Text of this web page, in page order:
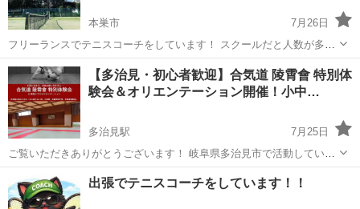
本巣市
7月26日
フリーランスでテニスコーチをしています！ スクールだと人数が多く
て細かく教えてもらえない、周りの人のレベルを気にして参加しにく
いなど、そんな方々のサポートをするため始めました！ １名様限定で
ガッツリレッスンをするので、1か...
岐阜 本巣市 テニス プライベートレッスン
【多治見・初心者歓迎】合気道 陵霄會 特別体
験会＆オリエンテーション開催！小中…
多治見駅
7月25日
ご覧いただきありがとうございます！ 岐阜県多治見市で活動している
「合気道 陵霄會（りゅうしょうかい）」です。 8月15日(土)・16日(日)
の2日間、陵霄會師範であり、早稲田大学講師・日本合気道協会師範を
務める佐藤忠...
多治見市 多治見駅 空手/他格闘技 大人
出張でテニスコーチをしています！！